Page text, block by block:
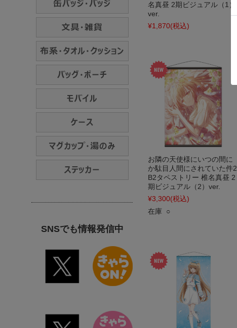
名真昼 2期ビジュアル（1）
ver.
¥1,870(税込)
お隣の天使様にいつの間に
か駄目人間にされていた件2
B2タペストリー 椎名真昼 2
期ビジュアル（2）ver.
¥3,300(税込)
在庫 ○
SNSでも情報発信中